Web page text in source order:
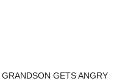
GETS ANGRY